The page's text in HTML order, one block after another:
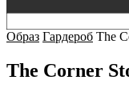
Образ Гардероб The
The Corner